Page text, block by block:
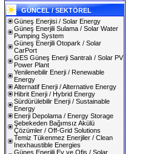
GÜNCEL / SEKTÖREL
Güneş Enerjisi / Solar Energy
Güneş Enerjili Sulama / Solar Water
Pumping System
Güneş Enerjili Otopark / Solar
CarPort
GES Güneş Enerji Santralı / Solar PV
Power Plant
Yenilenebilir Enerji / Renewable
Energy
Alternatif Enerji / Alternative Energy
Hibrit Enerji / Hybrid Energy
Sürdürülebilir Enerji / Sustainable
Energy
Enerji Depolama / Energy Storage
Şebekeden Bağımsız Akülü
Çözümler / Off-Grid Solutions
Temiz Tükenmez Enerjiler / Clean
Inexhaustible Energies
Güneş Enerjili Ev ve Ofis / Solar